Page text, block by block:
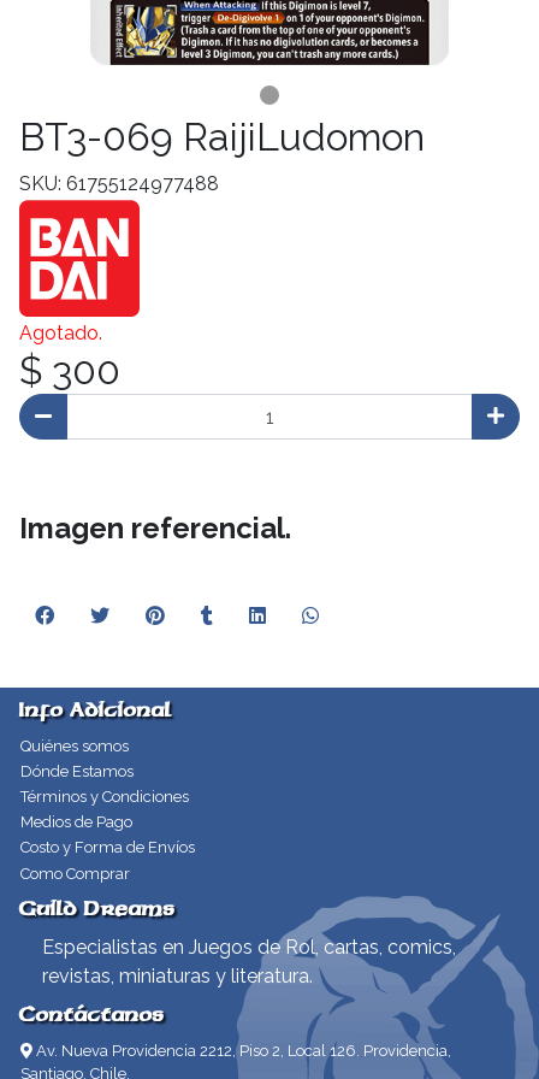
BT3-069 RaijiLudomon
SKU: 61755124977488
Agotado.
$ 300
Imagen referencial.
Info Adicional
Quiénes somos
Dónde Estamos
Términos y Condiciones
Medios de Pago
Costo y Forma de Envíos
Como Comprar
Guild Dreams
Especialistas en Juegos de Rol, cartas, comics,
revistas, miniaturas y literatura.
Contáctanos
Av. Nueva Providencia 2212, Piso 2, Local 126. Providencia,
Santiago, Chile.